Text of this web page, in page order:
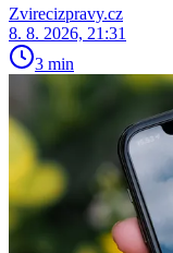
Zvirecizpravy.cz
8. 8. 2026, 21:31
3 min